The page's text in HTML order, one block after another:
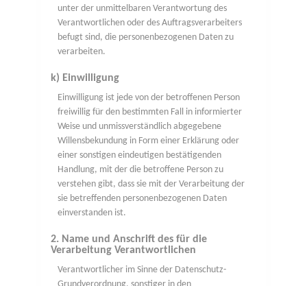
unter der unmittelbaren Verantwortung des
Verantwortlichen oder des Auftragsverarbeiters
befugt sind, die personenbezogenen Daten zu
verarbeiten.
k) Einwilligung
Einwilligung ist jede von der betroffenen Person
freiwillig für den bestimmten Fall in informierter
Weise und unmissverständlich abgegebene
Willensbekundung in Form einer Erklärung oder
einer sonstigen eindeutigen bestätigenden
Handlung, mit der die betroffene Person zu
verstehen gibt, dass sie mit der Verarbeitung der
sie betreffenden personenbezogenen Daten
einverstanden ist.
2. Name und Anschrift des für die
Verarbeitung Verantwortlichen
Verantwortlicher im Sinne der Datenschutz-